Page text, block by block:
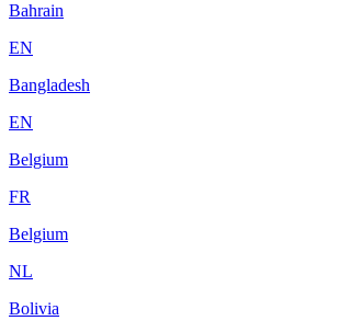
Bahrain
EN
Bangladesh
EN
Belgium
FR
Belgium
NL
Bolivia